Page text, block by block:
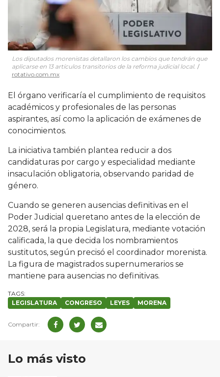
Los diputados morenistas detallaron los cambios que tendrán que
aplicarse en 13 artículos transitorios de la reforma judicial local.
rotativo.com.mx
El órgano verificaría el cumplimiento de requisitos
académicos y profesionales de las personas
aspirantes, así como la aplicación de exámenes de
conocimientos.
La iniciativa también plantea reducir a dos
candidaturas por cargo y especialidad mediante
insaculación obligatoria, observando paridad de
género.
Cuando se generen ausencias definitivas en el
Poder Judicial queretano antes de la elección de
2028, será la propia Legislatura, mediante votación
calificada, la que decida los nombramientos
sustitutos, según precisó el coordinador morenista.
La figura de magistrados supernumerarios se
mantiene para ausencias no definitivas.
LEGISLATURA CONGRESO LEYES MORENA
Lo más visto